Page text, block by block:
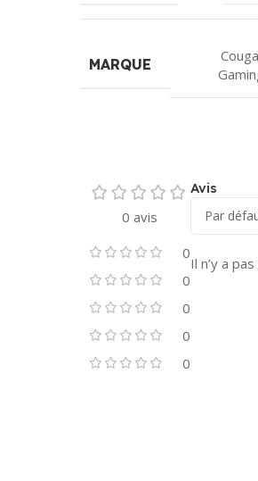
MARQUE
0 avis
0
0
0
0
0
Avis
Il n’y a